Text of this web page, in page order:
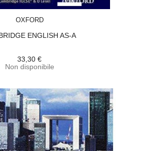
OXFORD
ENGLISH AS-A
33,30 €
Non disponibile